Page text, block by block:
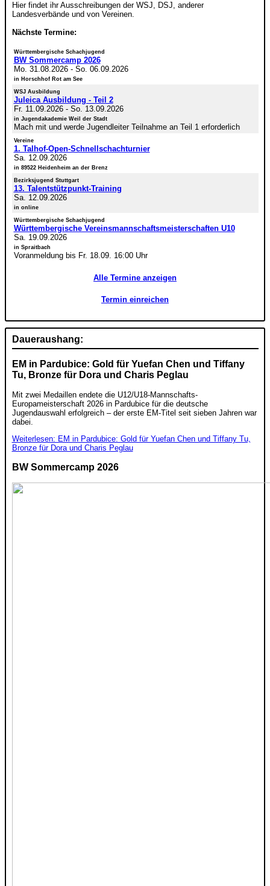
Hier findet ihr Ausschreibungen der WSJ, DSJ, anderer
Landesverbände und von Vereinen.
Nächste Termine:
Württembergische Schachjugend
BW Sommercamp 2026
Mo. 31.08.2026- So. 06.09.2026
in Horschhof Rot am See
WSJ Ausbildung
Juleica Ausbildung - Teil 2
Fr. 11.09.2026- So. 13.09.2026
in Jugendakademie Weil der Stadt
Mach mit und werde Jugendleiter Teilnahme an Teil 1 erforderlich
Vereine
1. Talhof-Open-Schnellschachturnier
Sa. 12.09.2026
in 89522 Heidenheim an der Brenz
Bezirksjugend Stuttgart
13. Talentstützpunkt-Training
Sa. 12.09.2026
in online
Württembergische Schachjugend
Württembergische Vereinsmannschaftsmeisterschaften U10
Sa. 19.09.2026
in Spraitbach
Voranmeldung bis Fr. 18.09. 16:00 Uhr
Alle Termine anzeigen
Termin einreichen
Daueraushang:
EM in Pardubice: Gold für Yuefan Chen und Tiffany
Tu, Bronze für Dora und Charis Peglau
Mit zwei Medaillen endete die U12/U18-Mannschafts-
Europameisterschaft 2026 in Pardubice für die deutsche
Jugendauswahl erfolgreich – der erste EM-Titel seit sieben Jahren war
dabei.
Weiterlesen: EM in Pardubice: Gold für Yuefan Chen und Tiffany Tu,
Bronze für Dora und Charis Peglau
BW Sommercamp 2026